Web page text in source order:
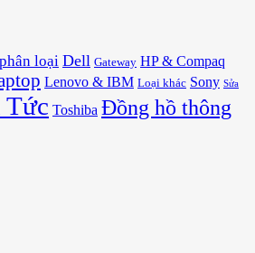
loại Dell Gateway HP & Compaq
Lenovo & IBM Loại khác Sony Sửa
Tức Toshiba Đồng hồ thông